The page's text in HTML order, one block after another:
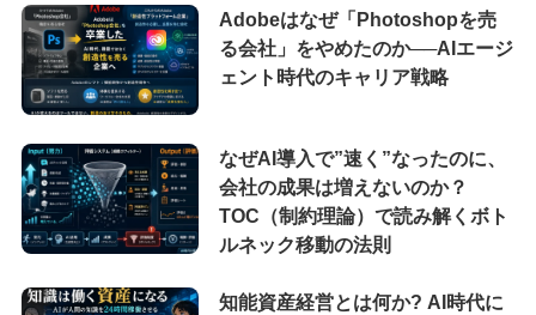
Adobeはなぜ「Photoshopを売
る会社」をやめたのか──AIエージ
ェント時代のキャリア戦略
なぜAI導入で”速く”なったのに、
会社の成果は増えないのか？
TOC（制約理論）で読み解くボト
ルネック移動の法則
知能資産経営とは何か? AI時代に